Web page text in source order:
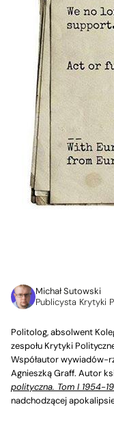
Michał Sutowski
Publicysta Krytyki
Politolog, absolwent
zespołu Krytyki
Współautor wywiadów-
Agnieszką Graff. Autor
polityczna. Tom I 1954-
nadchodzącej